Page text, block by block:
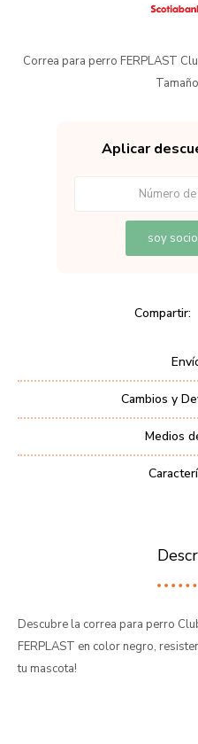
Correa para perro FERPLAST
Aplicar
soy
Cambios y
Medios
Descubre la correa para perro
FERPLAST en color negro,
tu mascota!